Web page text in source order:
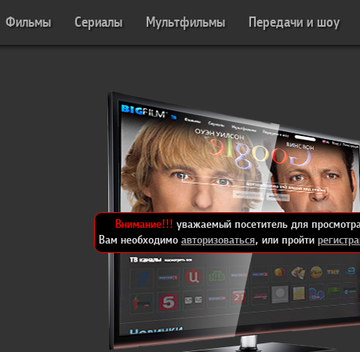
Фильмы Сериалы Мультфильмы Передачи и шоу
Внимание!!! уважаемый посетитель для
Вам необходимо авторизоваться, или пройти